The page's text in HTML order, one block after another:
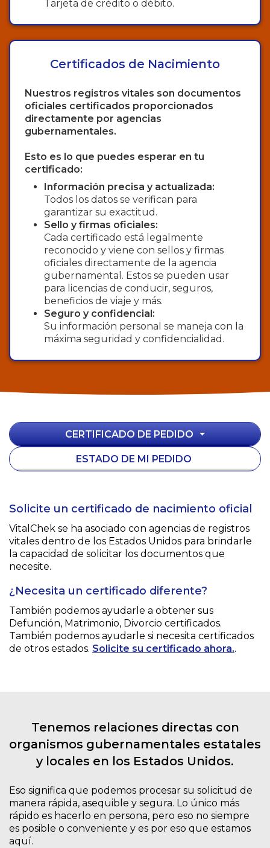
Tarjeta de crédito o débito.
Certificados de Nacimiento
Nuestros registros vitales son documentos
oficiales certificados proporcionados
directamente por agencias
gubernamentales.
Esto es lo que puedes esperar en tu
certificado:
Información precisa y actualizada:
Todos los datos se verifican para
garantizar su exactitud.
Sello y firmas oficiales:
Cada certificado está legalmente
reconocido y viene con sellos y firmas
oficiales directamente de la agencia
gubernamental. Estos se pueden usar
para licencias de conducir, seguros,
beneficios de viaje y más.
Seguro y confidencial:
Su información personal se maneja con la
máxima seguridad y confidencialidad.
CERTIFICADO DE PEDIDO
ESTADO DE MI PEDIDO
Solicite un certificado de nacimiento oficial
VitalChek se ha asociado con agencias de registros
vitales dentro de los Estados Unidos para brindarle
la capacidad de solicitar los documentos que
necesite.
¿Necesita un certificado diferente?
También podemos ayudarle a obtener sus
Defunción, Matrimonio, Divorcio certificados.
También podemos ayudarle si necesita certificados
de otros estados. Solicite su certificado ahora..
Tenemos relaciones directas con
organismos gubernamentales estatales
y locales en los Estados Unidos.
Eso significa que podemos procesar su solicitud de
manera rápida, asequible y segura. Lo único más
rápido es hacerlo en persona, pero eso no siempre
es posible o conveniente y es por eso que estamos
aquí.